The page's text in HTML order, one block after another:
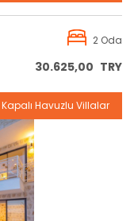
2 Oda
30.625,00 TRY
Kapalı Havuzlu Villalar